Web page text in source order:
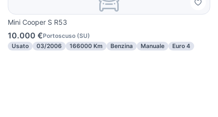
Mini Cooper S R53
10.000 €Portoscuso (SU)
Usato
03/2006 166000 Km Benzina Manuale Euro 4